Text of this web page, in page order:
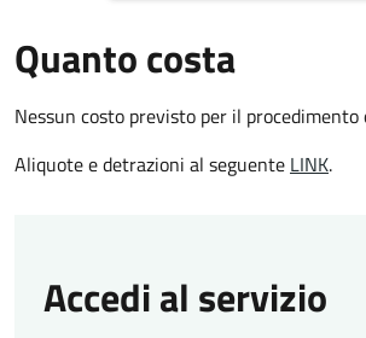
Quanto costa
Nessun costo previsto per il procedimento
Aliquote e detrazioni al seguente LINK.
Accedi al servizio